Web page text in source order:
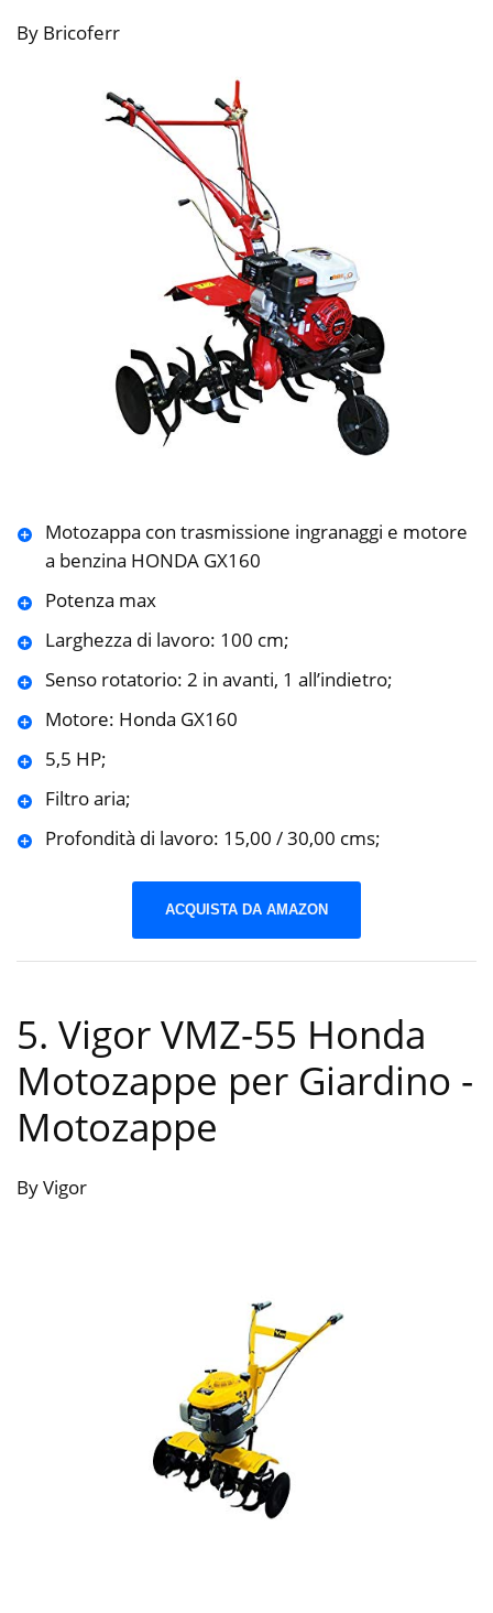
By Bricoferr
Motozappa con trasmissione ingranaggi e motore
a benzina HONDA GX160
Potenza max
Larghezza di lavoro: 100 cm;
Senso rotatorio: 2 in avanti, 1 all’indietro;
Motore: Honda GX160
5,5 HP;
Filtro aria;
Profondità di lavoro: 15,00 / 30,00 cms;
ACQUISTA DA AMAZON
5. Vigor VMZ-55 Honda
Motozappe per Giardino -
Motozappe
By Vigor